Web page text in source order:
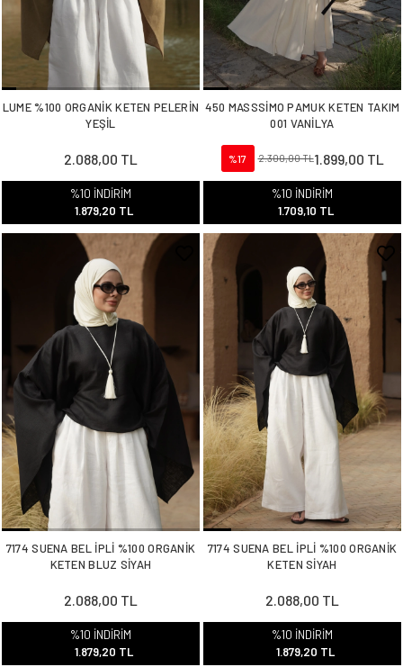
LUME %100 ORGANİK KETEN PELERİN
YEŞİL
2.088,00 TL
%10 İNDİRİM
1.879,20 TL
450 MASSSİMO PAMUK KETEN TAKIM
001 VANİLYA
%17 2.300,00 TL1.899,00 TL
%10 İNDİRİM
1.709,10 TL
7174 SUENA BEL İPLİ %100 ORGANİK
KETEN BLUZ SİYAH
2.088,00 TL
%10 İNDİRİM
1.879,20 TL
7174 SUENA BEL İPLİ %100 ORGANİK
KETEN SİYAH
2.088,00 TL
%10 İNDİRİM
1.879,20 TL